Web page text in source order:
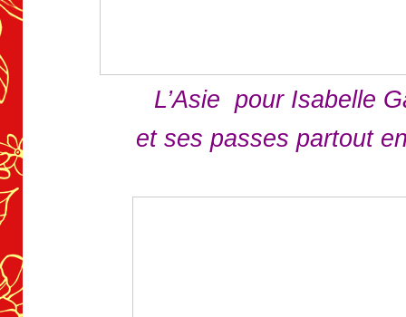
L’Asie pour Isabelle
et ses passes partout